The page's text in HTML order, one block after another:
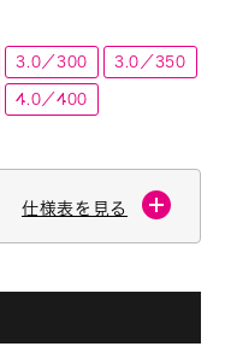
3.0／300 3.0／350
4.0／400
仕様表を見る